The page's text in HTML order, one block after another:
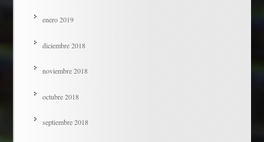
enero 2019
diciembre 2018
noviembre 2018
octubre 2018
septiembre 2018